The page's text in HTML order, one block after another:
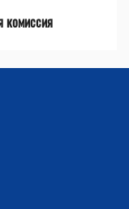
комиссия